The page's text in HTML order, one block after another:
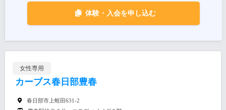
体験・入会を申し込む
女性専用
カーブス春日部豊春
春日部市上蛭田631-2